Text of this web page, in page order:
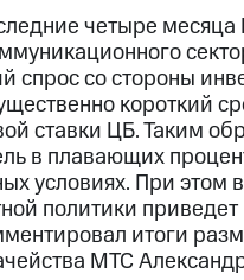
четыре
спрос со стороны
короткий
ставки ЦБ. Таким
в плавающих
условиях. При
политики
итоги
МТС